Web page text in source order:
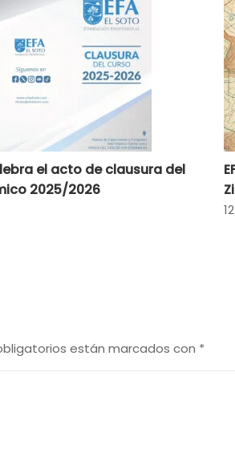
el acto de clausura del
2025/2026
están marcados con *